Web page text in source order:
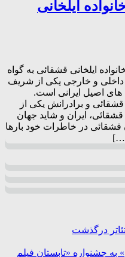
ایلخانی
ایلخانی قشقائی به گواه
داخلی و خارجی یکی از شریف
های اصیل ایرانی است.
و برادرانش یکی از
قشقائی، ایران و شاید جهان
در خاطرات خود بارها
[…]
درگذشت
به جشنواره «تابستان فیلم